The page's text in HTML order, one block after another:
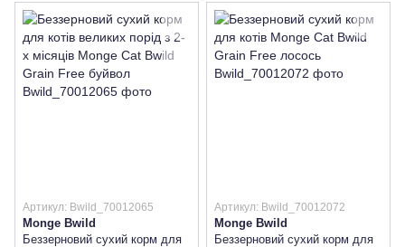
Артикул: Bwild_70012065
Monge Bwild
Беззерновий сухий корм для
Артикул: Bwild_70012072
Monge Bwild
Беззерновий сухий корм для